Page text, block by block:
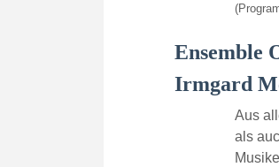
Ensemble
Irmgard
Aus
als